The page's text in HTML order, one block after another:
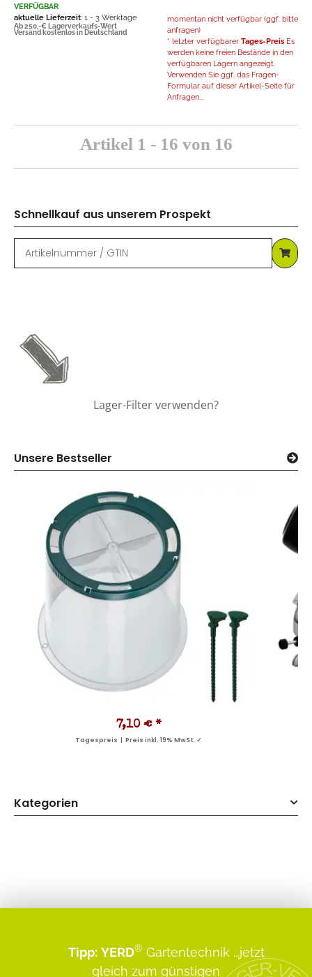
VERFÜGBAR
aktuelle Lieferzeit: 1 - 3 Werktage
Ab 250,-€ Lagerverkaufs-Wert
Versand kostenlos in Deutschland
momentan nicht verfügbar (ggf. bitte
anfragen)
* letzter verfügbarer Tages-Preis Es
werden keine freien Bestände in den
verfügbaren Lägern angezeigt.
Verwenden Sie ggf. das Fragen-
Formular auf dieser Artikel-Seite für
Anfragen...
Artikel 1 - 16 von 16
Schnellkauf aus unserem Prospekt
Lager-Filter verwenden?
Unsere Bestseller
7,10 € *
Tagespreis | Preis inkl. 19% MwSt. ✓
Kategorien
Tipp: YERD® Gartentechnik ...jetzt
gleich zum günstigen